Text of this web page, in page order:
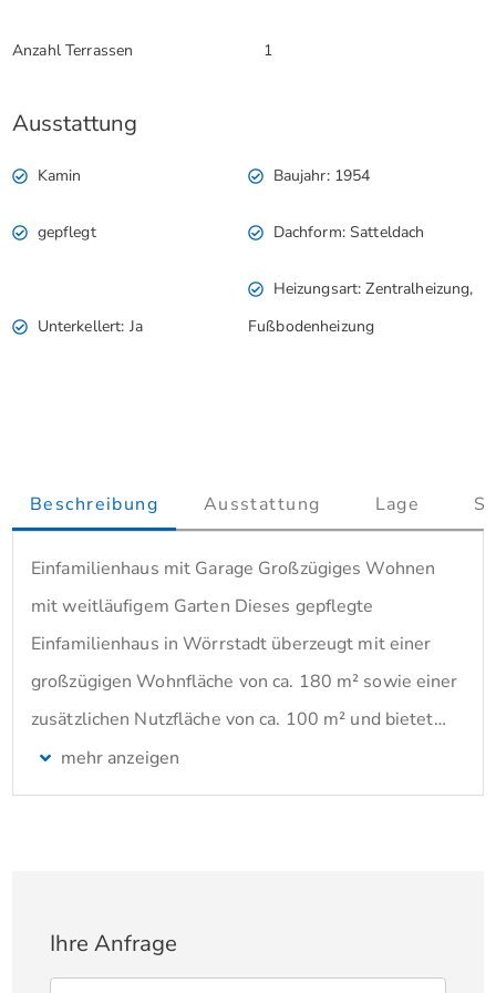
Anzahl Terrassen 1
Ausstattung
Kamin Baujahr: 1954
gepflegt Dachform: Satteldach
Unterkellert: Ja
Heizungsart: Zentralheizung,
Fußbodenheizung
Beschreibung Ausstattung Lage
Einfamilienhaus mit Garage Großzügiges Wohnen
mit weitläufigem Garten Dieses gepflegte
Einfamilienhaus in Wörrstadt überzeugt mit einer
großzügigen Wohnfläche von ca. 180 m² sowie einer
zusätzlichen Nutzfläche von ca. 100 m² und bietet
damit viel Platz für die ganze Familie. Das im Jahr
1954 erbaute Haus befindet sich auf einem ca. 483
ideal für Familien oder Wohnen und Arbeiten unter
einem Dach. Ein Balkon sowie eine Terrasse mit
Ihre Anfrage